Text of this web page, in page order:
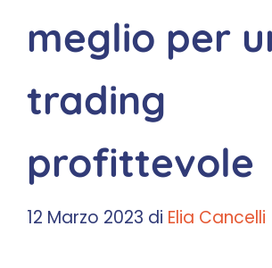
meglio per
trading
profittevole
12 Marzo 2023 di Elia Cancelli